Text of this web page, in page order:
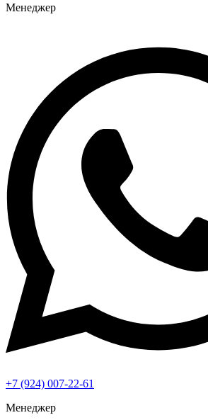
Менеджер
+7 (924) 007-22-61
Менеджер